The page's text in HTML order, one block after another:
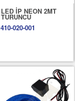
LED İP NEON 2MT
TURUNCU
410-020-001